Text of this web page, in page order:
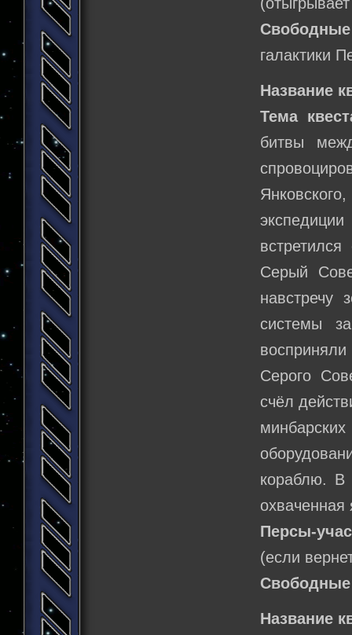
галактики
Название
Тема
битвы
Серый
навстречу
системы
Серого
счёл
кораблю. В
охваченная
Персы-
(если
Название